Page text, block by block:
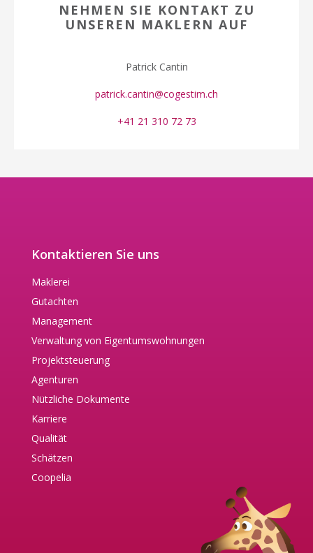
NEHMEN SIE KONTAKT ZU
UNSEREN MAKLERN AUF
Patrick Cantin
patrick.cantin@cogestim.ch
+41 21 310 72 73
Kontaktieren Sie uns
Maklerei
Gutachten
Management
Verwaltung von Eigentumswohnungen
Projektsteuerung
Agenturen
Nützliche Dokumente
Karriere
Qualität
Schätzen
Coopelia